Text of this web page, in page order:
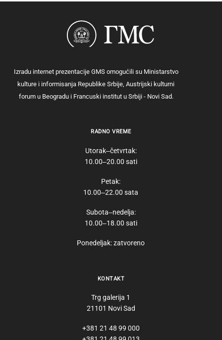
Izradu internet prezentacije GMS omogućili su Ministarstvo
kulture i informisanja Republike Srbije, Austrijski kulturni
forum u Beogradu i Francuski institut u Srbiji - Novi Sad.
RADNO VREME
Utorak‒četvrtak:
10.00‒20.00 sati
Petak:
10.00‒22.00 sata
Subota‒nedelja:
10.00‒18.00 sati
Ponedeljak: zatvoreno
KONTAKT
Trg galerija 1
21101 Novi Sad
+381 21 48 99 000